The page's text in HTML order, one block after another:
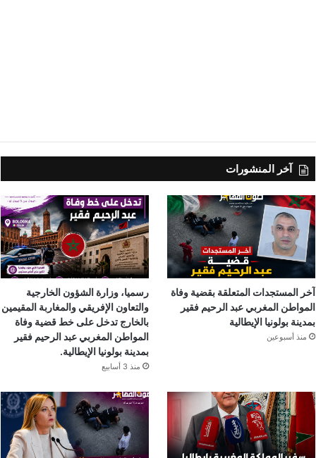
آخر المنشورات
آخر المستجدات المتعلقة بقضية وفاة
المواطن المغربي عبد الرحيم فقير
بمدينة بولونيا الإيطالية
منذ أسبوعين
رسميا، وزارة الشؤون الخارجية
والتعاون الإفريقي والمغاربة المقيمين
بالخارج تدخل على خط قضية وفاة
المواطن المغربي عبد الرحيم فقير
بمدينة بولونيا الإيطالية.
منذ 3 أسابيع